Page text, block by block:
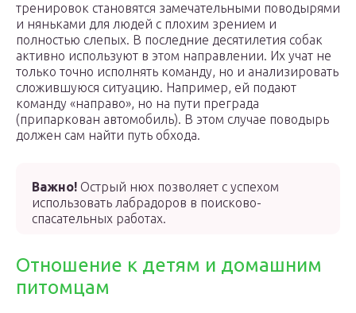
тренировок становятся замечательными поводырями
и няньками для людей с плохим зрением и
полностью слепых. В последние десятилетия собак
активно используют в этом направлении. Их учат не
только точно исполнять команду, но и анализировать
сложившуюся ситуацию. Например, ей подают
команду «направо», но на пути преграда
(припаркован автомобиль). В этом случае поводырь
должен сам найти путь обхода.
Важно! Острый нюх позволяет с успехом
использовать лабрадоров в поисково-
спасательных работах.
Отношение к детям и домашним
питомцам